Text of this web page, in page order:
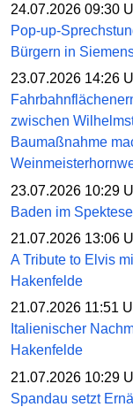
24.07.2026 09:30
Pop-up-
Bürgern in
23.07.2026 14:26
zwischen
Baumaßnahme
23.07.2026 10:29
Baden im
21.07.2026 13:06
A Tribute to Elvis
Hakenfelde
21.07.2026 11:51
Italienischer
Hakenfelde
21.07.2026 10:29
Spandau setzt